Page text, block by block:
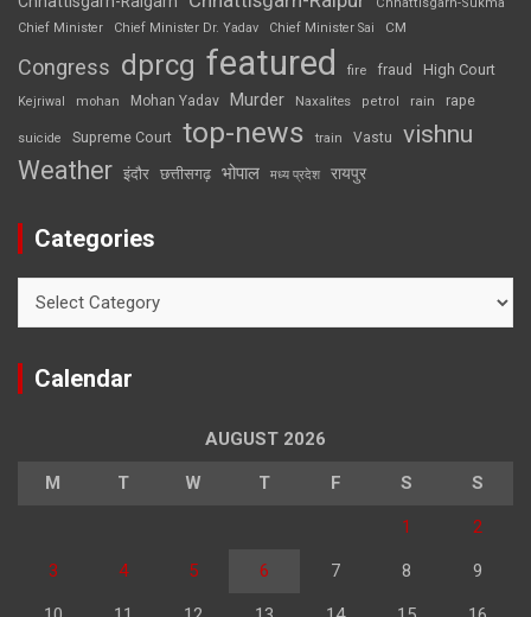
Chhattisgarh-Sukma
Chief Minister
Chief Minister Dr. Yadav Chief Minister Sai CM
Congress dprcg featured fire fraud High Court
Kejriwal mohan Mohan Yadav Murder Naxalites petrol rain rape
suicide Supreme Court top-news train Vastu vishnu
Weather इंदौर छत्तीसगढ़ भोपाल मध्य प्रदेश रायपुर
Categories
Calendar
AUGUST 2026
M T W T F S S
1 2
3 4 5 6 7 8 9